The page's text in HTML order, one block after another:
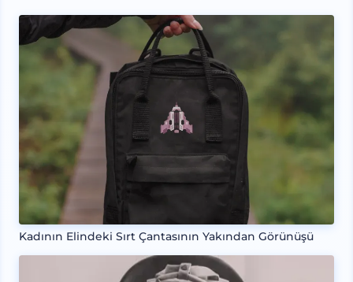
Kadının Elindeki Sırt Çantasının Yakından Görünüşü